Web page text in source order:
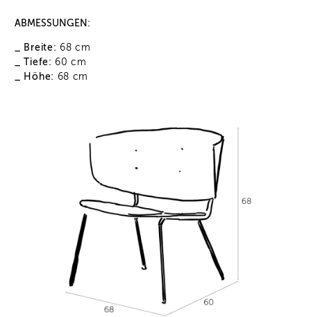
ABMESSUNGEN:
_ Breite: 68 cm
_ Tiefe: 60 cm
_ Höhe: 68 cm